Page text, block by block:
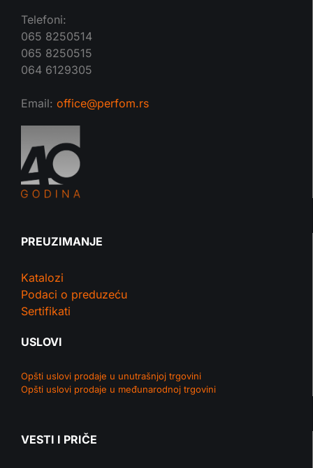
Telefoni:
065 8250514
065 8250515
064 6129305
Email: office@perfom.rs
PREUZIMANJE
Katalozi
Podaci o preduzeću
Sertifikati
USLOVI
Opšti uslovi prodaje u unutrašnjoj trgovini
Opšti uslovi prodaje u međunarodnoj trgovini
VESTI I PRIČE